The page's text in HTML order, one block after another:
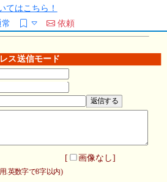
てはこちら！
依頼